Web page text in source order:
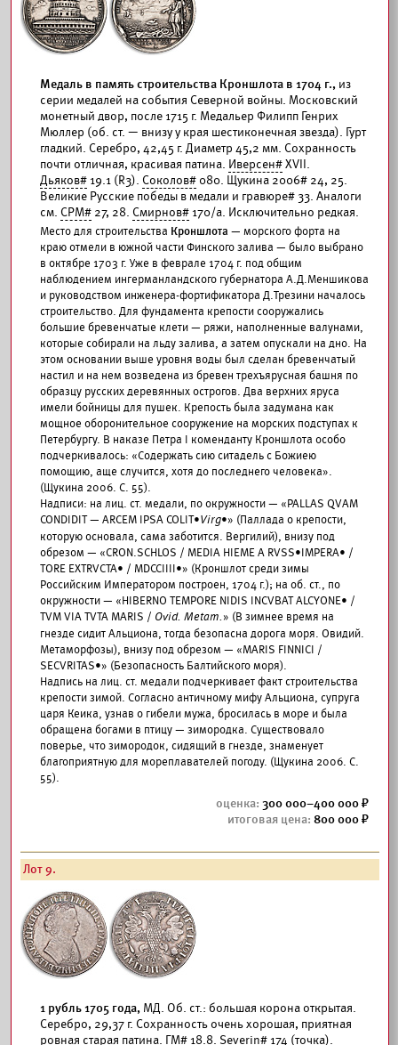
Медаль в память строительства Кроншлота в 1704 г., из
серии медалей на события Северной войны. Московский
монетный двор, после 1715 г. Медальер Филипп Генрих
Мюллер (об. ст. — внизу у края шестиконечная звезда). Гурт
гладкий. Серебро, 42,45 г. Диаметр 45,2 мм. Сохранность
почти отличная, красивая патина. Иверсен#XVII.
Дьяков# 19.1 (R3). Соколов# 080. Щукина 2006# 24, 25.
Великие Русские победы в медали и гравюре# 33. Аналоги
см. СРМ# 27, 28. Смирнов# 170/а. Исключительно редкая.
Место для строительства Кроншлота — морского форта на
краю отмели в южной части Финского залива — было выбрано
в октябре 1703 г. Уже в феврале 1704 г. под общим
наблюдением ингерманландского губернатора А.Д.Меншикова
и руководством инженера-фортификатора Д.Трезини началось
строительство. Для фундамента крепости сооружались
большие бревенчатые клети — ряжи, наполненные валунами,
которые собирали на льду залива, а затем опускали на дно. На
этом основании выше уровня воды был сделан бревенчатый
настил и на нем возведена из бревен трехъярусная башня по
образцу русских деревянных острогов. Два верхних яруса
имели бойницы для пушек. Крепость была задумана как
мощное оборонительное сооружение на морских подступах к
Петербургу. В наказе Петра I коменданту Кроншлота особо
подчеркивалось: «Содержать сию ситадель с Божиею
помощию, аще случится, хотя до последнего человека».
(Щукина 2006. С. 55).
Надписи: на лиц. ст. медали, по окружности — «PALLAS QVAM
CONDIDIT — ARCEM IPSA COLIT•Virg•» (Паллада о крепости,
которую основала, сама заботится. Вергилий), внизу под
обрезом — «CRON.SCHLOS / MEDIA HIEME A RVSS•IMPERA• /
TORE EXTRVCTA• / MDCCIIII•» (Кроншлот среди зимы
Российским Императором построен, 1704 г.); на об. ст., по
окружности — «HIBERNO TEMPORE NIDIS INCVBAT ALCYONE• /
TVM VIA TVTA MARIS / Ovid. Metam.» (В зимнее время на
гнезде сидит Альциона, тогда безопасна дорога моря. Овидий.
Метаморфозы), внизу под обрезом — «MARIS FINNICI /
SECVRITAS•» (Безопасность Балтийского моря).
Надпись на лиц. ст. медали подчеркивает факт строительства
крепости зимой. Согласно античному мифу Альциона, супруга
царя Кеика, узнав о гибели мужа, бросилась в море и была
обращена богами в птицу — зимородка. Существовало
поверье, что зимородок, сидящий в гнезде, знаменует
благоприятную для мореплавателей погоду. (Щукина 2006. С.
55).
300 000–400 000
800 000
Лот 9.
1 рубль 1705 года, МД. Об. ст.: большая корона открытая.
Серебро, 29,37 г. Сохранность очень хорошая, приятная
ровная старая патина. ГМ# 18.8. Severin# 174 (точка).